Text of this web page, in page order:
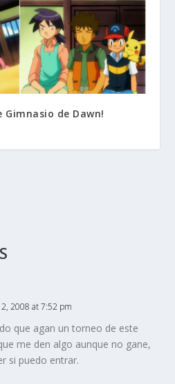
Gimnasio de Dawn!
2008 at 7:52 pm
que agan un torneo de este
me den algo aunque no gane,
si puedo entrar.